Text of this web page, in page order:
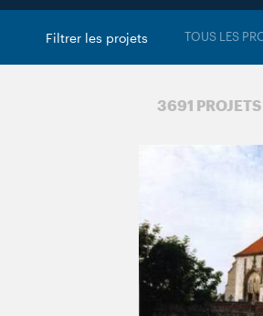
Filtrer les projets
3 691